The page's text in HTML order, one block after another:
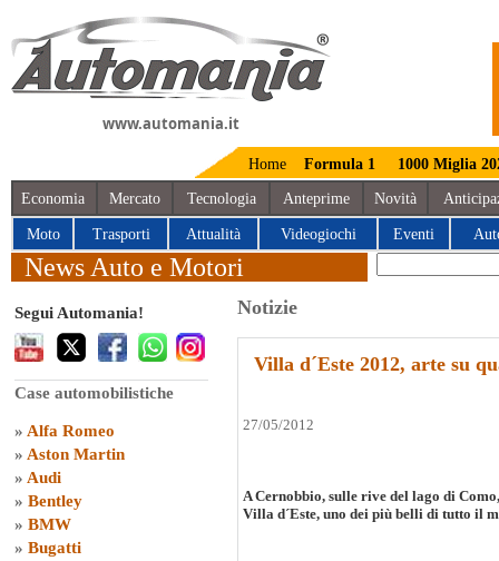
www.automania.it
Home Formula 1 1000 Miglia
Economia Mercato Tecnologia Anteprime Novità
Moto Trasporti Attualità Videogiochi Eventi
News Auto e Motori
Segui Automania!
Case automobilistiche
» Alfa Romeo
» Aston Martin
» Audi
» Bentley
» BMW
» Bugatti
Notizie
Villa d´Este 2012, arte su
27/05/2012
A Cernobbio, sulle rive del lago di
Villa d´Este, uno dei più belli di tutto il